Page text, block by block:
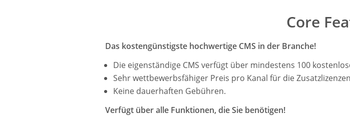
Core
Das kostengünstigste hochwertige CMS in der Branche!
Die eigenständige CMS verfügt über mindestens 100
Sehr wettbewerbsfähiger Preis pro Kanal für die
Keine dauerhaften Gebühren.
Verfügt über alle Funktionen, die Sie benötigen!